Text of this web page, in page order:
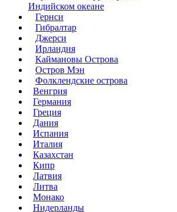
Индийском океане
Гернси
Гибралтар
Джерси
Ирландия
Каймановы Острова
Остров Мэн
Фолклендские острова
Венгрия
Германия
Греция
Дания
Испания
Италия
Казахстан
Кипр
Латвия
Литва
Монако
Нидерланды